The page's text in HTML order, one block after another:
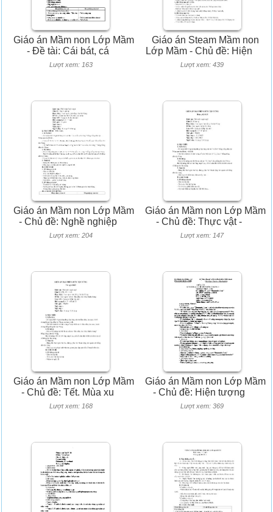
Giáo án Mầm non Lớp Mầm
- Đề tài: Cái bát, cá
Lượt xem: 163
Giáo án Steam Mầm non
Lớp Mầm - Chủ đề: Hiện
Lượt xem: 439
Giáo án Mầm non Lớp Mầm
- Chủ đề: Nghề nghiệp
Lượt xem: 204
Giáo án Mầm non Lớp Mầm
- Chủ đề: Thực vật -
Lượt xem: 147
Giáo án Mầm non Lớp Mầm
- Chủ đề: Tết. Mùa xu
Lượt xem: 168
Giáo án Mầm non Lớp Mầm
- Chủ đề: Hiện tượng
Lượt xem: 369